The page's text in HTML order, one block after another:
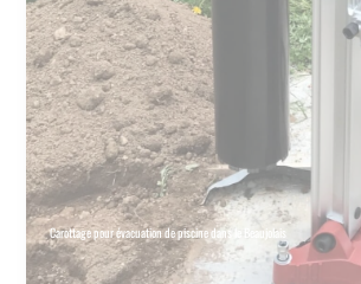
Carottage pour évacuation de piscine dans le Beaujolais